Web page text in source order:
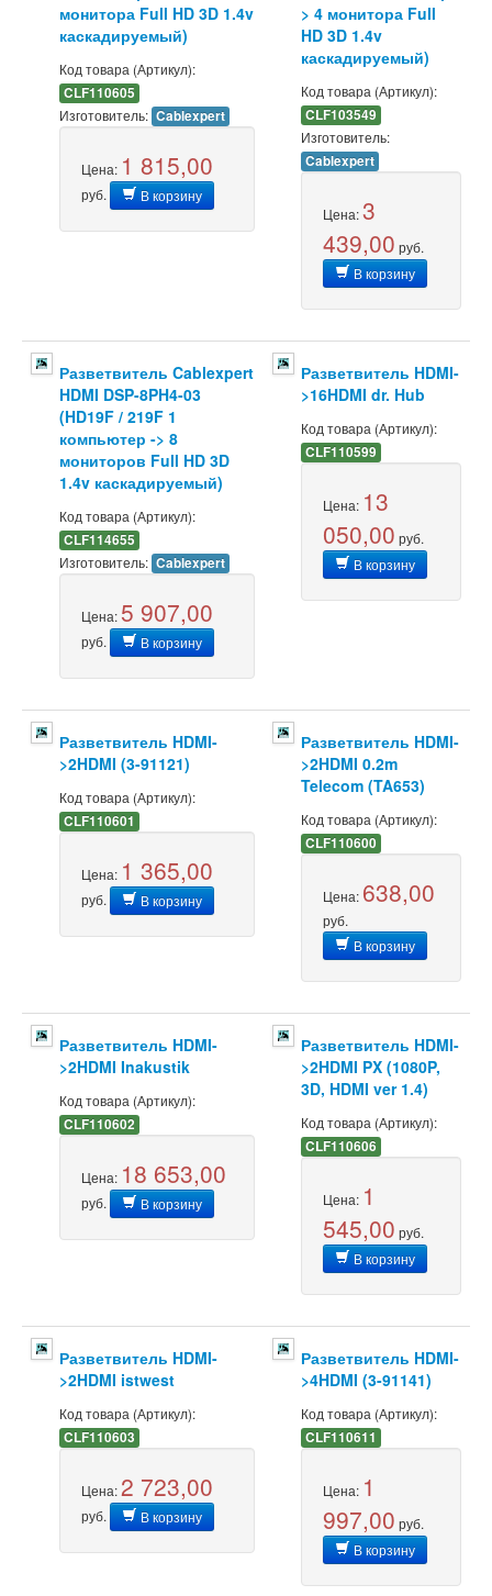
монитора Full HD 3D 1.4v
каскадируемый)
Код товара (Артикул):
CLF110605
Изготовитель: Cablexpert
Цена: 1 815,00
руб. В корзину
> 4 монитора Full
HD 3D 1.4v
каскадируемый)
Код товара (Артикул):
CLF103549
Изготовитель:
Cablexpert
Цена:3
439,00 руб.
В корзину
Разветвитель Cablexpert
HDMI DSP-8PH4-03
(HD19F / 219F 1
компьютер -> 8
мониторов Full HD 3D
1.4v каскадируемый)
Код товара (Артикул):
CLF114655
Изготовитель: Cablexpert
Цена: 5 907,00
руб. В корзину
Разветвитель HDMI-
>16HDMI dr. Hub
Код товара (Артикул):
CLF110599
Цена: 13
050,00 руб.
В корзину
Разветвитель HDMI-
>2HDMI (3-91121)
Код товара (Артикул):
CLF110601
Цена: 1 365,00
руб. В корзину
Разветвитель HDMI-
>2HDMI 0.2m
Telecom (TA653)
Код товара (Артикул):
CLF110600
Цена: 638,00
руб.
В корзину
Разветвитель HDMI-
>2HDMI Inakustik
Код товара (Артикул):
CLF110602
Цена: 18 653,00
руб. В корзину
Разветвитель HDMI-
>2HDMI PX (1080P,
3D, HDMI ver 1.4)
Код товара (Артикул):
CLF110606
Цена: 1
545,00 руб.
В корзину
Разветвитель HDMI-
>2HDMI istwest
Код товара (Артикул):
CLF110603
Цена: 2 723,00
руб. В корзину
Разветвитель HDMI-
>4HDMI (3-91141)
Код товара (Артикул):
CLF110611
Цена: 1
997,00 руб.
В корзину